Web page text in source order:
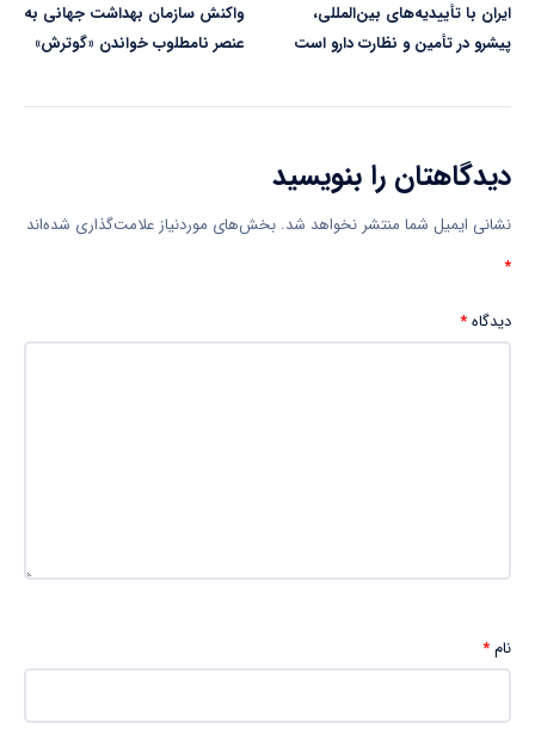
ایران با تأییدیه‌های بین‌المللی،
پیشرو در تأمین و نظارت دارو است
واکنش سازمان بهداشت جهانی به
عنصر نامطلوب خواندن «گوترش»
دیدگاهتان را بنویسید
نشانی ایمیل شما منتشر نخواهد شد. بخش‌های موردنیاز علامت‌گذاری شده‌اند
*
دیدگاه*
نام*